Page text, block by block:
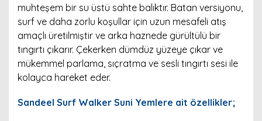
muhteşem bir su üstü sahte balıktır. Batan versiyonu,
surf ve daha zorlu koşullar için uzun mesafeli atış
amaçlı üretilmiştir ve arka haznede gürültülü bir
tıngırtı çıkarır. Çekerken dümdüz yüzeye çıkar ve
mükemmel parlama, sıçratma ve sesli tıngırtı sesi ile
kolayca hareket eder.
Sandeel Surf Walker Suni Yemlere ait özellikler;